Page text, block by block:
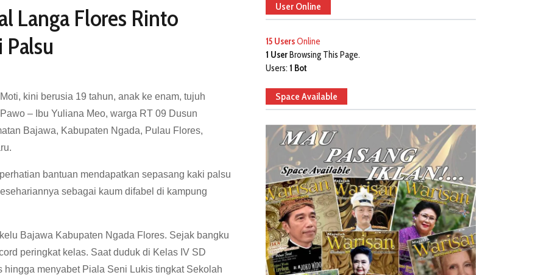
Langa Flores Rinto
Palsu
kini berusia 19 tahun, anak ke enam, tujuh
– Ibu Yuliana Meo, warga RT 09 Dusun
Bajawa, Kabupaten Ngada, Pulau Flores,
bantuan mendapatkan sepasang kaki palsu
sebagai kaum difabel di kampung
Bajawa Kabupaten Ngada Flores. Sejak bangku
peringkat kelas. Saat duduk di Kelas IV SD
menyabet Piala Seni Lukis tingkat Sekolah
User Online
15 UsersOnline
1 UserBrowsing This Page.
Users: 1 Bot
Space Available